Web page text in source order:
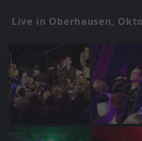
Live in Oberhausen,